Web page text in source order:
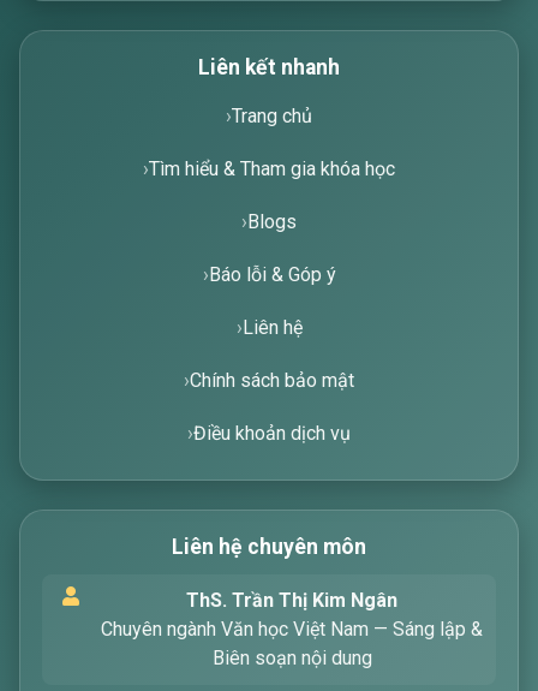
tìm kiếm các bài viết về văn học. Hãy nhập từ
khóa mà bạn quan tâm, tôi sẽ giúp bạn ngay
Liên kết nhanh
Trang chủ
Tìm hiểu & Tham gia khóa học
Blogs
Báo lỗi & Góp ý
Liên hệ
Chính sách bảo mật
Điều khoản dịch vụ
Liên hệ chuyên môn
ThS. Trần Thị Kim Ngân
Chuyên ngành Văn học Việt Nam — Sáng lập &
Biên soạn nội dung